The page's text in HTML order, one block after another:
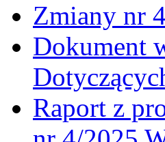
Zmiany nr
Dokument
Raport z